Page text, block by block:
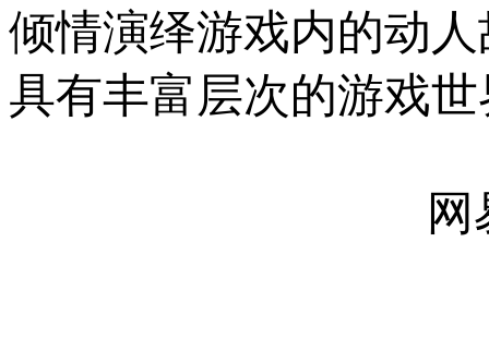
倾情演绎游戏内的动
具有丰富层次的游戏